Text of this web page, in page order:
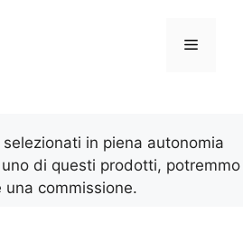
Menu
in piena autonomia
di questi prodotti, potremmo
una commissione.